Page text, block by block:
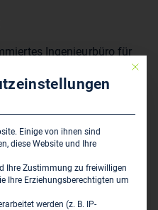
Neben der
Labor bieten wir die
an. Unsere
Mit
Einige von ihnen sind
diese Website und Ihre
Ihre Zustimmung zu freiwilligen
Ihre Erziehungsberechtigten um
werden (z. B. IP-